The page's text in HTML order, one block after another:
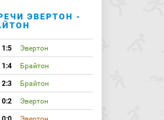
ЭВЕРТОН -
1:5 Эвертон
1:4 Брайтон
2:3 Брайтон
0:2 Эвертон